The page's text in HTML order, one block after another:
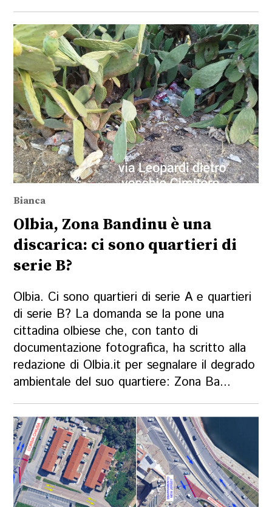
Bianca
Olbia, Zona Bandinu è una
discarica: ci sono quartieri di
serie B?
Olbia. Ci sono quartieri di serie A e quartieri
di serie B? La domanda se la pone una
cittadina olbiese che, con tanto di
documentazione fotografica, ha scritto alla
redazione di Olbia.it per segnalare il degrado
ambientale del suo quartiere: Zona Ba...